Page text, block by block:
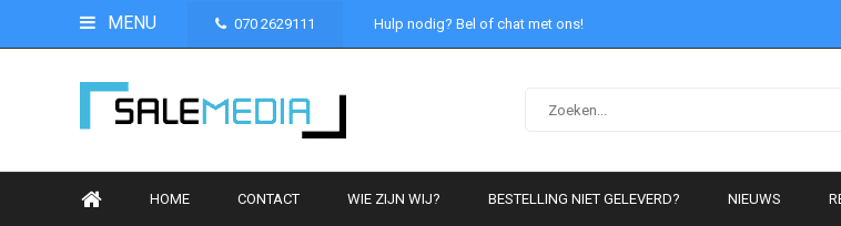
MENU 070 2629111 Hulp nodig? Bel of chat met ons!
HOME CONTACT WIE ZIJN WIJ? BESTELLING NIET GELEVERD? NIEUWS